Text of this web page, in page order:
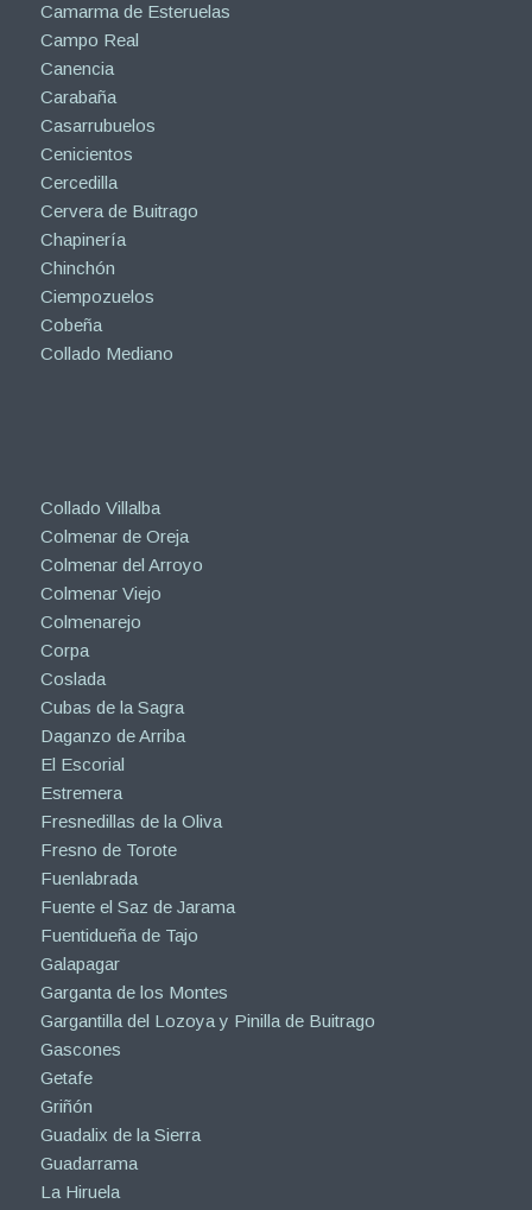
Camarma de Esteruelas
Campo Real
Canencia
Carabaña
Casarrubuelos
Cenicientos
Cercedilla
Cervera de Buitrago
Chapinería
Chinchón
Ciempozuelos
Cobeña
Collado Mediano
Collado Villalba
Colmenar de Oreja
Colmenar del Arroyo
Colmenar Viejo
Colmenarejo
Corpa
Coslada
Cubas de la Sagra
Daganzo de Arriba
El Escorial
Estremera
Fresnedillas de la Oliva
Fresno de Torote
Fuenlabrada
Fuente el Saz de Jarama
Fuentidueña de Tajo
Galapagar
Garganta de los Montes
Gargantilla del Lozoya y Pinilla de Buitrago
Gascones
Getafe
Griñón
Guadalix de la Sierra
Guadarrama
La Hiruela